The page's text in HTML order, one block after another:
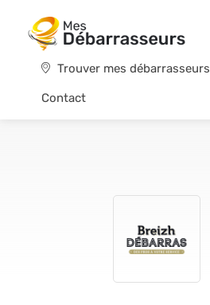
Trouver mes débarrasseurs
Contact